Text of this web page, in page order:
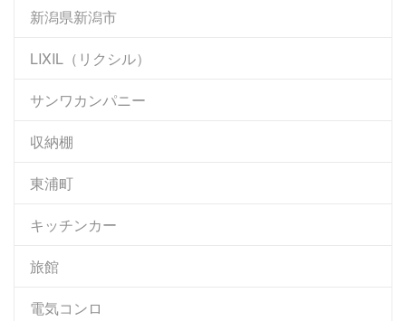
新潟県新潟市
LIXIL（リクシル）
サンワカンパニー
収納棚
東浦町
キッチンカー
旅館
電気コンロ